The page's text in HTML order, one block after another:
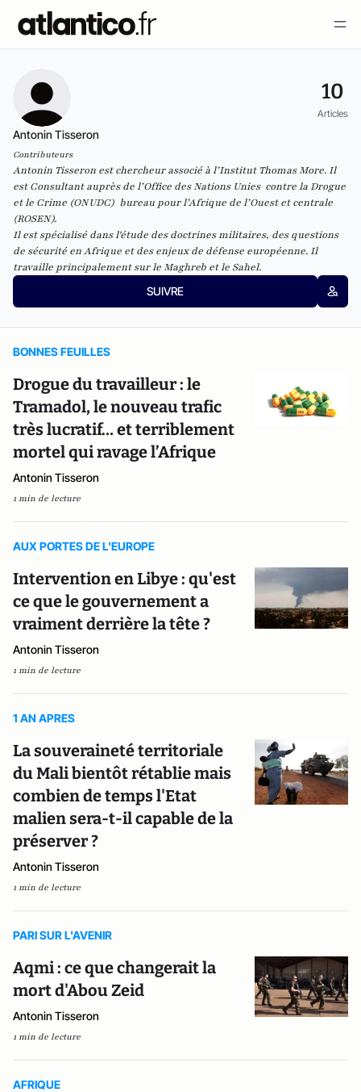
10
Articles
Antonin Tisseron
Contributeurs
Antonin Tisseron est chercheur associé à l’Institut Thomas More. Il
est Consultant auprès de l’Office des Nations Unies contre la Drogue
et le Crime (ONUDC) bureau pour l’Afrique de l’Ouest et centrale
(ROSEN).
Il est spécialisé dans l'étude des doctrines militaires, des questions
de sécurité en Afrique et des enjeux de défense européenne. Il
travaille principalement sur le Maghreb et le Sahel.
SUIVRE
BONNES FEUILLES
Drogue du travailleur : le
Tramadol, le nouveau trafic
très lucratif… et terriblement
mortel qui ravage l’Afrique
Antonin Tisseron
1 min de lecture
AUX PORTES DE L'EUROPE
Intervention en Libye : qu'est
ce que le gouvernement a
vraiment derrière la tête ?
Antonin Tisseron
1 min de lecture
1 AN APRES
La souveraineté territoriale
du Mali bientôt rétablie mais
combien de temps l'Etat
malien sera-t-il capable de la
préserver ?
Antonin Tisseron
1 min de lecture
PARI SUR L'AVENIR
Aqmi : ce que changerait la
mort d'Abou Zeid
Antonin Tisseron
1 min de lecture
AFRIQUE